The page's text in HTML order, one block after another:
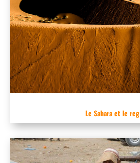
Le Sahara et le reg